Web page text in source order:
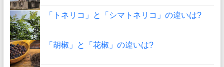
「トネリコ」と「シマトネリコ」の違いは?
「胡椒」と「花椒」の違いは?